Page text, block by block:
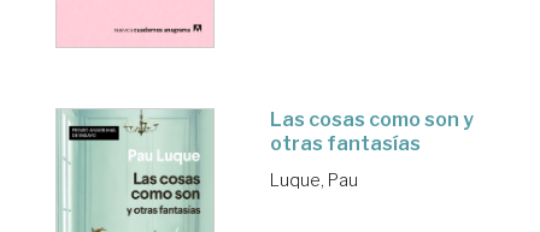
Las cosas como son y
otras fantasías
Luque, Pau